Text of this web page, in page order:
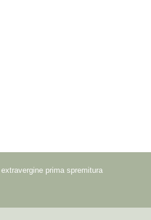
prima spremitura